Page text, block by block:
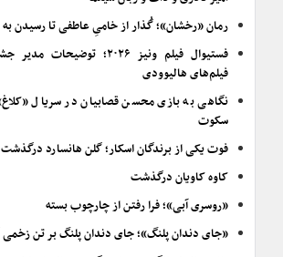
رمان «رخشان»؛ گُذار از خامیِ عاطفی تا رسیدن
فستیوال فیلم ونیز ۲۰۲۶؛
فیلم‌های هالیوودی
نگاهی به بازی محسن قصابیان در سریال
سکوت
فوت یکی از برندگان اسکار؛ گلن هانسارد درگذشت
کاوه کاویان درگذشت
«روسری آبی»؛ فرا رفتن از چارچوب بسته
«جای دندان پلنگ»؛ جای دندان پلنگ بر تن زخمی